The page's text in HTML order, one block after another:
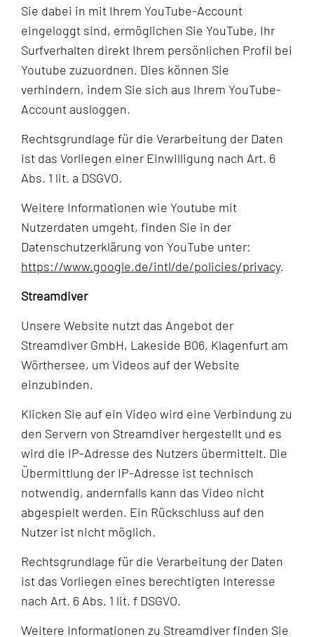
Sie dabei in mit Ihrem YouTube-Account
eingeloggt sind, ermöglichen Sie YouTube, Ihr
Surfverhalten direkt Ihrem persönlichen Profil bei
Youtube zuzuordnen. Dies können Sie
verhindern, indem Sie sich aus Ihrem YouTube-
Account ausloggen.
Rechtsgrundlage für die Verarbeitung der Daten
ist das Vorliegen einer Einwilligung nach Art. 6
Abs. 1 lit. a DSGVO.
Weitere Informationen wie Youtube mit
Nutzerdaten umgeht, finden Sie in der
Datenschutzerklärung von YouTube unter:
https://www.google.de/intl/de/policies/privacy.
Streamdiver
Unsere Website nutzt das Angebot der
Streamdiver GmbH, Lakeside B06, Klagenfurt am
Wörthersee, um Videos auf der Website
einzubinden.
Klicken Sie auf ein Video wird eine Verbindung zu
den Servern von Streamdiver hergestellt und es
wird die IP-Adresse des Nutzers übermittelt. Die
Übermittlung der IP-Adresse ist technisch
notwendig, andernfalls kann das Video nicht
abgespielt werden. Ein Rückschluss auf den
Nutzer ist nicht möglich.
Rechtsgrundlage für die Verarbeitung der Daten
ist das Vorliegen eines berechtigten Interesse
nach Art. 6 Abs. 1 lit. f DSGVO.
Weitere Informationen zu Streamdiver finden Sie